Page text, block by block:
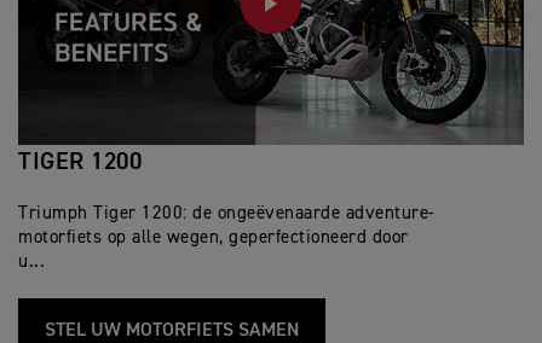
PLAY
TIGER 1200
Triumph Tiger 1200: de ongeëvenaarde adventure-
motorfiets op alle wegen, geperfectioneerd door
u...
STEL UW MOTORFIETS SAMEN